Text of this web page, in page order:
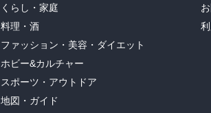
くらし・家庭
料理・酒
ファッション・美容・ダイエット
ホビー&カルチャー
スポーツ・アウトドア
地図・ガイド